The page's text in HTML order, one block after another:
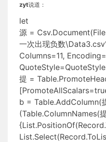
zyt说道：
let
源 =
一次出现负数
Columns=11,
提 =
b = Table.AddColumn(
(Table.ColumnNames(